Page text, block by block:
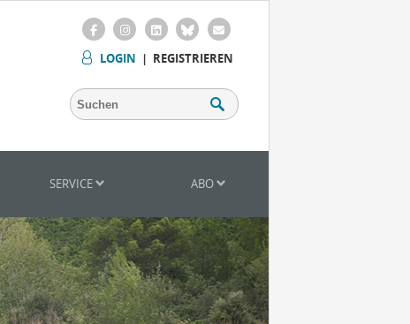
LOGIN | REGISTRIEREN
SERVICE ABO
Mitarbeiter (m/w/d) Vinothek